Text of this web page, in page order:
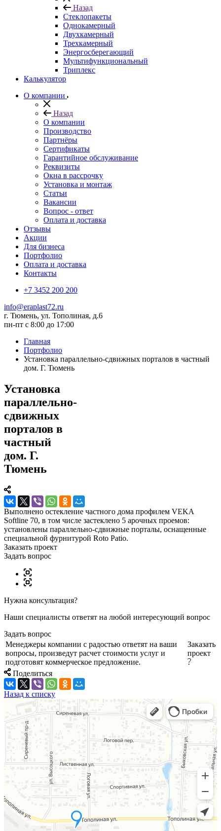
Назад
Стеклопакеты
Однокамерный
Двухкамерный
Трехкамерный
Энергосберегающий
Мультифункциональный
Триплекс
Калькулятор
О компании
Назад
О компании
Производство
Партнёры
Сертификаты
Гарантийное обслуживание
Реквизиты
Окна в рассрочку
Установка и монтаж
Статьи
Вакансии
Вопрос - ответ
Оплата и доставка
Отзывы
Акции
Для бизнеса
Портфолио
Оплата и доставка
Контакты
+7 3452 200 200
info@eraplast72.ru
г. Тюмень, ул. Тополиная, д.6
пн-пт с 8:00 до 17:00
Главная
Портфолио
Установка параллельно-сдвижных порталов в частный
дом. Г. Тюмень
Установка
параллельно-
сдвижных
порталов в
частный
дом. Г.
Тюмень
Выполнено остекление частного дома профилем VEKA
Softline 70, в том числе застеклено 5 арочных проемов:
установлены параллельно-сдвижные порталы, оснащенные
специальной фурнитурой Roto Patio.
Заказать проект
Задать вопрос
Нужна консультация?
Наши специалисты ответят на любой интересующий вопрос
Задать вопрос
Менеджеры компании с радостью ответят на ваши
вопросы, произведут расчет стоимости услуг и
подготовят коммерческое предложение.
Заказать
проект
Поделиться
Назад к списку